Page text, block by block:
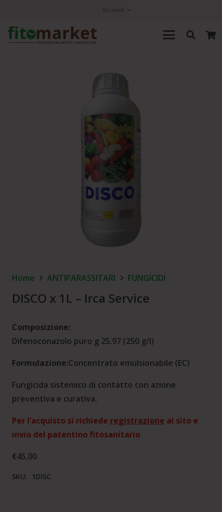
Account
Home ANTIPARASSITARI FUNGICIDI
DISCO x 1L – Irca Service
Composizione:
Difenoconazolo puro g 25.97 (250 g/l)
Formulazione:Concentrato emulsionabile (EC)
Fungicida sistemico di contatto con azione
preventiva e curativa.
Per l’acquisto si richiede registrazione al sito e
invio del patentino fitosanitario
€45,00
SKU: 1DISC